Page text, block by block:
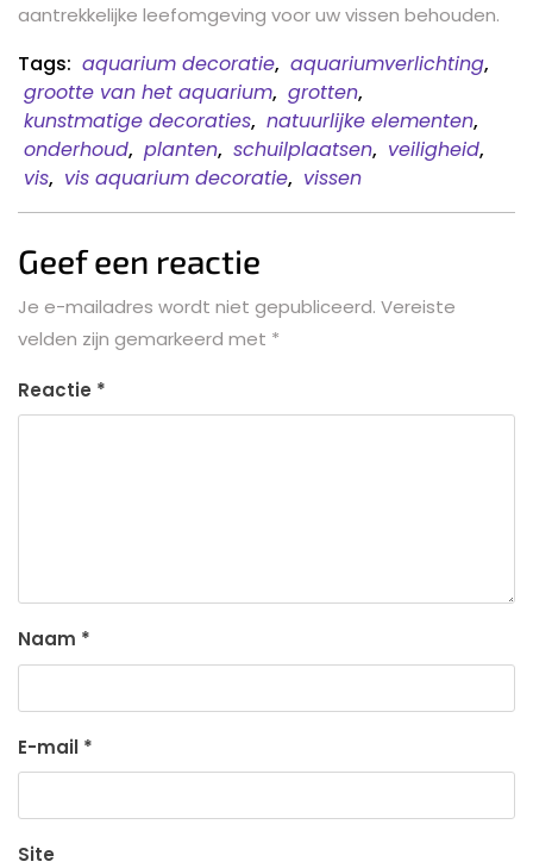
aantrekkelijke leefomgeving voor uw vissen behouden.
Tags: aquarium decoratie, aquariumverlichting,
grootte van het aquarium, grotten,
kunstmatige decoraties, natuurlijke elementen,
onderhoud, planten, schuilplaatsen, veiligheid,
vis, vis aquarium decoratie, vissen
Geef een reactie
Je e-mailadres wordt niet gepubliceerd. Vereiste
velden zijn gemarkeerd met *
Reactie *
Naam *
E-mail *
Site